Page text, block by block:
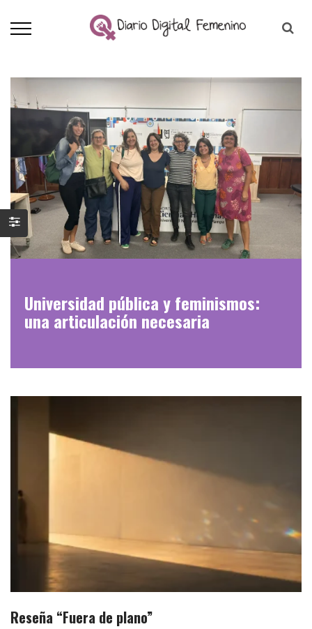
Universidad pública y feminismos:
una articulación necesaria
Reseña “Fuera de plano”